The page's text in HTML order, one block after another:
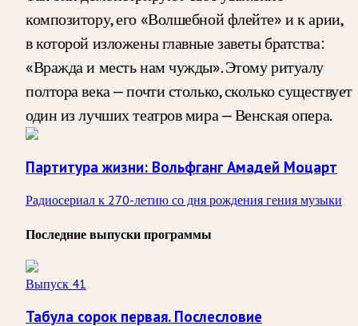
композитору, его «Волшебной флейте» и к арии,
в которой изложены главные заветы братства:
«Вражда и месть нам чужды». Этому ритуалу
полтора века — почти столько, сколько существует
один из лучших театров мира — Венская опера.
Партитура жизни: Вольфганг Амадей Моцарт
Радиосериал к 270-летию со дня рождения гения музыки
Последние выпуски программы
Выпуск 41
Табула сорок первая. Послесловие